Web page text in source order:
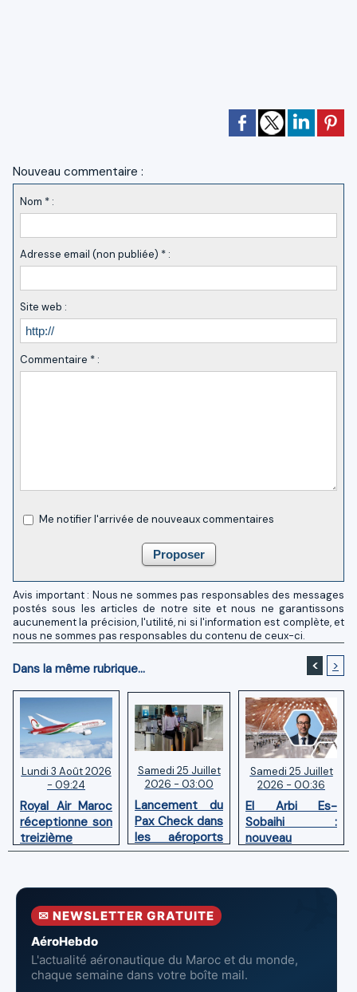
Nouveau commentaire :
Nom * :
Adresse email (non publiée) * :
Site web :
Commentaire * :
Me notifier l'arrivée de nouveaux commentaires
Avis important : Nous ne sommes pas responsables des messages
postés sous les articles de notre site et nous ne garantissons
aucunement la précision, l'utilité, ni si l'information est complète, et
nous ne sommes pas responsables du contenu de ceux-ci.
Dans la même rubrique... < >
Lundi 3 Août 2026
- 09:24
Royal Air Maroc
réceptionne son
treizième
Boeing 787
Samedi 25 Juillet
2026 - 03:00
Lancement du
Pax Check dans
les aéroports
du Maroc
Samedi 25 Juillet
2026 - 00:36
El Arbi Es-
Sobaihi :
nouveau
directeur à la
l’Aéroport
Mohammed V
✉ NEWSLETTER GRATUITE
AéroHebdo
L'actualité aéronautique du Maroc et du monde,
chaque semaine dans votre boîte mail.